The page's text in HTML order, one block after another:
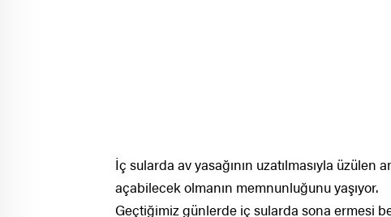
İç sularda av yasağının uzatılmasıyla üzülen
açabilecek olmanın memnunluğunu yaşıyor.
Geçtiğimiz günlerde iç sularda sona ermesi